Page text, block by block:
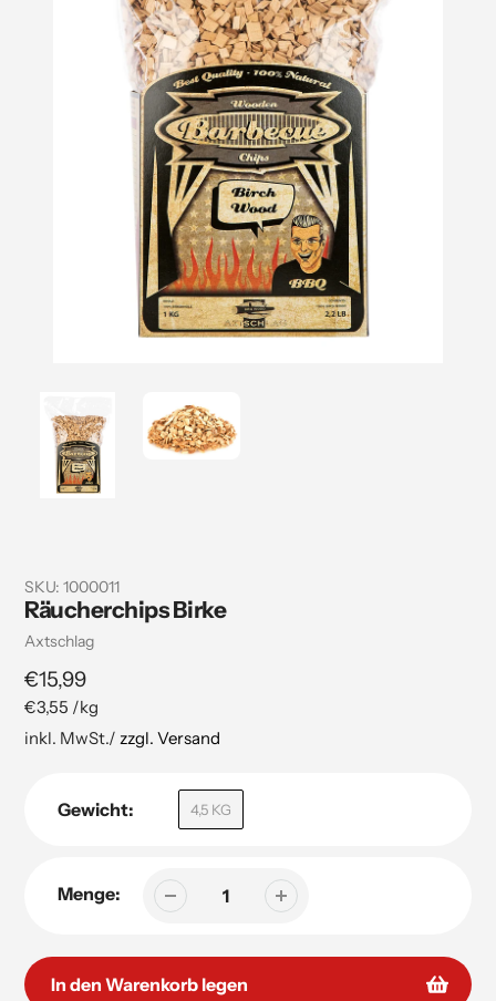
SKU: 1000011
Räucherchips Birke
Verkäuferin
Axtschlag
Regulärer
Preis
€15,99
Stückpreis
€3,55 /pro
kg
inkl. MwSt./ zzgl. Versand
Gewicht: 4,5 KG
Menge:
In den Warenkorb legen